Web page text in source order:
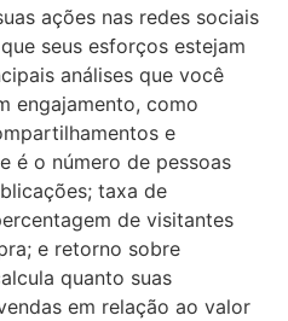
ações nas redes sociais
seus esforços estejam
análises que você
engajamento, como
e
é o número de pessoas
taxa de
de visitantes
e retorno sobre
quanto suas
em relação ao valor